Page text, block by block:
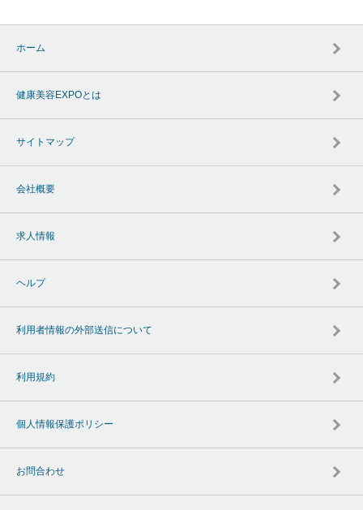
ホーム
健康美容EXPOとは
サイトマップ
会社概要
求人情報
ヘルプ
利用者情報の外部送信について
利用規約
個人情報保護ポリシー
お問合わせ